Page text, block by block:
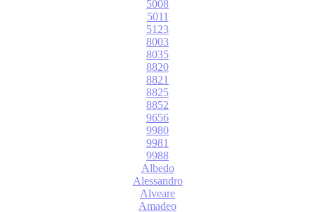
5008
5011
5123
8003
8035
8820
8821
8825
8852
9656
9980
9981
9988
Albedo
Alessandro
Alveare
Amadeo